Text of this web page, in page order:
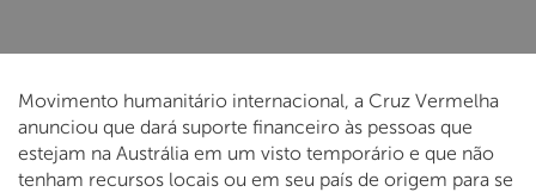
Movimento humanitário internacional, a Cruz Vermelha
anunciou que dará suporte financeiro às pessoas que
estejam na Austrália em um visto temporário e que não
tenham recursos locais ou em seu país de origem para se